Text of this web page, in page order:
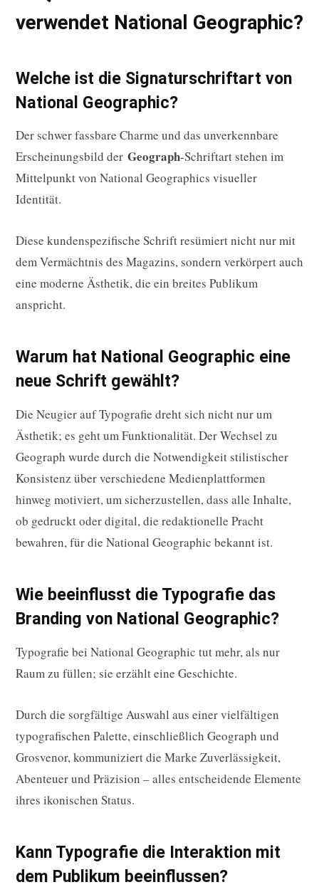
verwendet National Geographic?
Welche ist die Signaturschriftart von
National Geographic?
Der schwer fassbare Charme und das unverkennbare
Erscheinungsbild der Geograph-Schriftart stehen im
Mittelpunkt von National Geographics visueller
Identität.
Diese kundenspezifische Schrift resümiert nicht nur mit
dem Vermächtnis des Magazins, sondern verkörpert auch
eine moderne Ästhetik, die ein breites Publikum
anspricht.
Warum hat National Geographic eine
neue Schrift gewählt?
Die Neugier auf Typografie dreht sich nicht nur um
Ästhetik; es geht um Funktionalität. Der Wechsel zu
Geograph wurde durch die Notwendigkeit stilistischer
Konsistenz über verschiedene Medienplattformen
hinweg motiviert, um sicherzustellen, dass alle Inhalte,
ob gedruckt oder digital, die redaktionelle Pracht
bewahren, für die National Geographic bekannt ist.
Wie beeinflusst die Typografie das
Branding von National Geographic?
Typografie bei National Geographic tut mehr, als nur
Raum zu füllen; sie erzählt eine Geschichte.
Durch die sorgfältige Auswahl aus einer vielfältigen
typografischen Palette, einschließlich Geograph und
Grosvenor, kommuniziert die Marke Zuverlässigkeit,
Abenteuer und Präzision – alles entscheidende Elemente
ihres ikonischen Status.
Kann Typografie die Interaktion mit
dem Publikum beeinflussen?